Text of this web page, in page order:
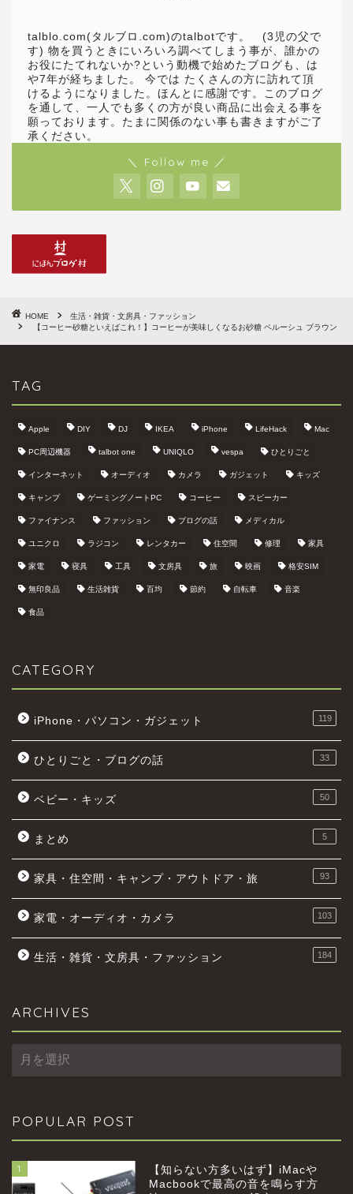
talblo.com(タルブロ.com)のtalbotです。 (3児の父で
す) 物を買うときにいろいろ調べてしまう事が、誰かの
お役にたてれないか?という動機で始めたブログも、は
や7年が経ちました。 今では たくさんの方に訪れて頂
けるようになりました。ほんとに感謝です。このブログ
を通して、一人でも多くの方が良い商品に出会える事を
願っております。たまに関係のない事も書きますがご了
承ください。
＼ Follow me ／
HOME
生活・雑貨・文房具・ファッション
【コーヒー砂糖といえばこれ！】コーヒーが美味しくなるお砂糖 ペルーシュ ブラウン
TAG
Apple DIY DJ IKEA iPhone LifeHack Mac
PC周辺機器 talbot one UNIQLO vespa ひとりごと
インターネット オーディオ カメラ ガジェット キッズ
キャンプ ゲーミングノートPC コーヒー スピーカー
ファイナンス ファッション ブログの話 メディカル
ユニクロ ラジコン レンタカー 住空間 修理 家具
家電 寝具 工具 文房具 旅 映画 格安SIM
無印良品 生活雑貨 百均 節約 自転車 音楽
食品
CATEGORY
iPhone・パソコン・ガジェット 119
ひとりごと・ブログの話 33
ベビー・キッズ 50
まとめ 5
家具・住空間・キャンプ・アウトドア・旅 93
家電・オーディオ・カメラ 103
生活・雑貨・文房具・ファッション 184
ARCHIVES
POPULAR POST
1
【知らない方多いはず】iMacや
Macbookで最高の音を鳴らす方